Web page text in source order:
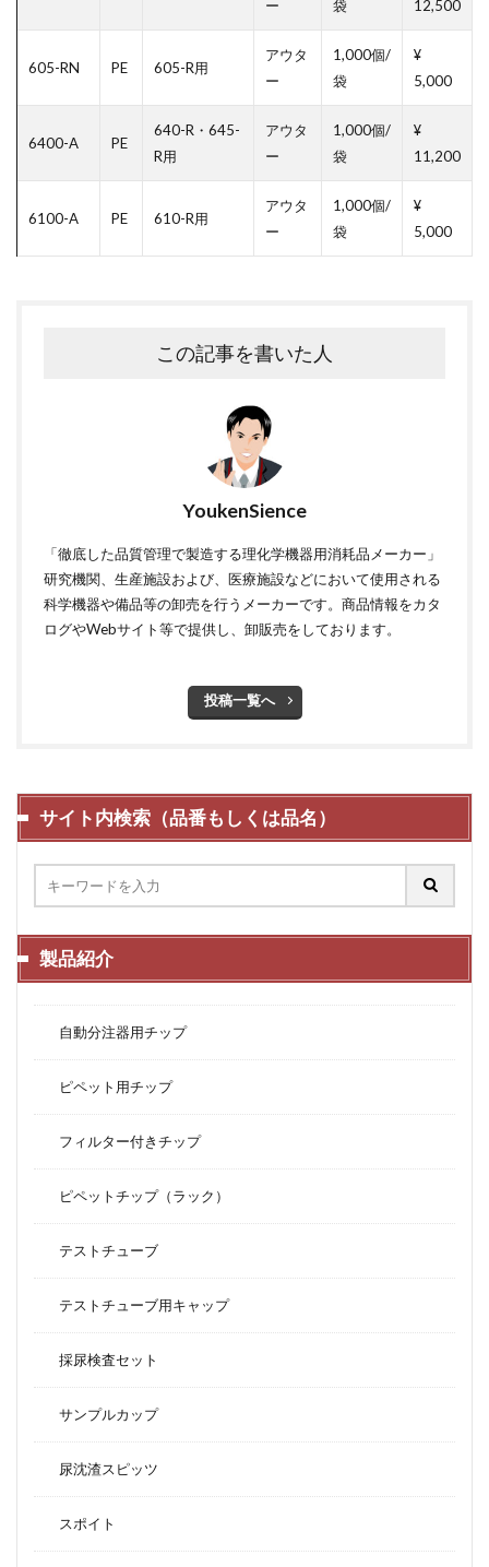
ー 袋 12,500
605-RN PE 605-R用
アウタ
ー
1,000個/
袋
¥
5,000
6400-A PE
640-R・645-
R用
アウタ
ー
1,000個/
袋
¥
11,200
6100-A PE 610-R用
アウタ
ー
1,000個/
袋
¥
5,000
この記事を書いた人
YoukenSience
「徹底した品質管理で製造する理化学機器用消耗品メーカー」
研究機関、生産施設および、医療施設などにおいて使用される
科学機器や備品等の卸売を行うメーカーです。商品情報をカタ
ログやWebサイト等で提供し、卸販売をしております。
投稿一覧へ
サイト内検索（品番もしくは品名）
製品紹介
自動分注器用チップ
ピペット用チップ
フィルター付きチップ
ピペットチップ（ラック）
テストチューブ
テストチューブ用キャップ
採尿検査セット
サンプルカップ
尿沈渣スピッツ
スポイト